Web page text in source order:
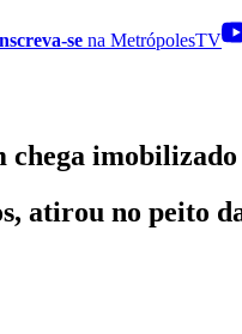
se na MetrópolesTV
chega
atirou no peito